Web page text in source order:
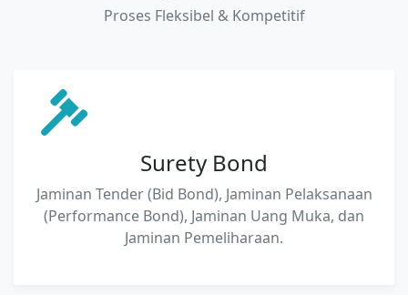
Proses Fleksibel & Kompetitif
Surety Bond
Jaminan Tender (Bid Bond), Jaminan Pelaksanaan
(Performance Bond), Jaminan Uang Muka, dan
Jaminan Pemeliharaan.